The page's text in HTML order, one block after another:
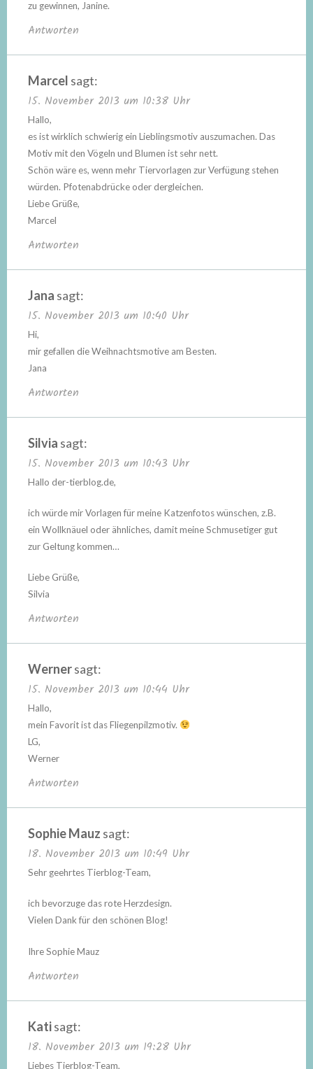
zu gewinnen, Janine.
Antworten
Marcel sagt:
15. November 2013 um 10:38 Uhr
Hallo,
es ist wirklich schwierig ein Lieblingsmotiv auszumachen. Das
Motiv mit den Vögeln und Blumen ist sehr nett.
Schön wäre es, wenn mehr Tiervorlagen zur Verfügung stehen
würden. Pfotenabdrücke oder dergleichen.
Liebe Grüße,
Marcel
Antworten
Jana sagt:
15. November 2013 um 10:40 Uhr
Hi,
mir gefallen die Weihnachtsmotive am Besten.
Jana
Antworten
Silvia sagt:
15. November 2013 um 10:43 Uhr
Hallo der-tierblog.de,
ich würde mir Vorlagen für meine Katzenfotos wünschen, z.B.
ein Wollknäuel oder ähnliches, damit meine Schmusetiger gut
zur Geltung kommen…
Liebe Grüße,
Silvia
Antworten
Wernersagt:
15. November 2013 um 10:44 Uhr
Hallo,
mein Favorit ist das Fliegenpilzmotiv.
LG,
Werner
Antworten
Sophie Mauz sagt:
18. November 2013 um 10:49 Uhr
Sehr geehrtes Tierblog-Team,
ich bevorzuge das rote Herzdesign.
Vielen Dank für den schönen Blog!
Ihre Sophie Mauz
Antworten
Katisagt:
18. November 2013 um 19:28 Uhr
Liebes Tierblog-Team,